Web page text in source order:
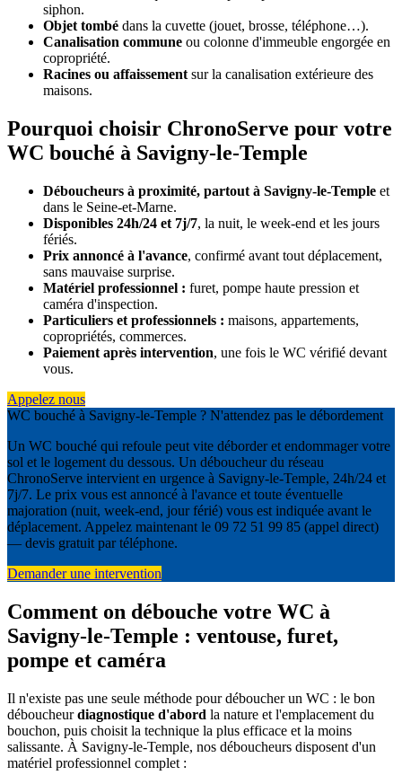
siphon.
Objet tombé dans la cuvette (jouet, brosse, téléphone…).
Canalisation commune ou colonne d'immeuble engorgée en
copropriété.
Racines ou affaissement sur la canalisation extérieure des
maisons.
Pourquoi choisir ChronoServe pour votre
WC bouché à Savigny-le-Temple
Déboucheurs à proximité, partout à Savigny-le-Temple et
dans le Seine-et-Marne.
Disponibles 24h/24 et 7j/7, la nuit, le week-end et les jours
fériés.
Prix annoncé à l'avance, confirmé avant tout déplacement,
sans mauvaise surprise.
Matériel professionnel : furet, pompe haute pression et
caméra d'inspection.
Particuliers et professionnels : maisons, appartements,
copropriétés, commerces.
Paiement après intervention, une fois le WC vérifié devant
vous.
Appelez nous
WC bouché à Savigny-le-Temple ? N'attendez pas le débordement
Un WC bouché qui refoule peut vite déborder et endommager votre
sol et le logement du dessous. Un déboucheur du réseau
ChronoServe intervient en urgence à Savigny-le-Temple, 24h/24 et
7j/7. Le prix vous est annoncé à l'avance et toute éventuelle
majoration (nuit, week-end, jour férié) vous est indiquée avant le
déplacement. Appelez maintenant le 09 72 51 99 85 (appel direct)
— devis gratuit par téléphone.
Demander une intervention
Comment on débouche votre WC à
Savigny-le-Temple : ventouse, furet,
pompe et caméra
Il n'existe pas une seule méthode pour déboucher un WC : le bon
déboucheurdiagnostique d'abord la nature et l'emplacement du
bouchon, puis choisit la technique la plus efficace et la moins
salissante. À Savigny-le-Temple, nos déboucheurs disposent d'un
matériel professionnel complet :